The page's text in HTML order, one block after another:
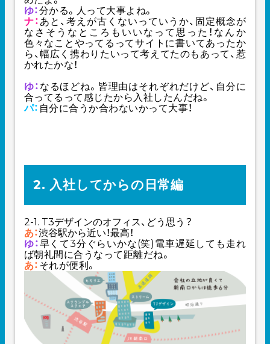
ゆ：分かる。人って大事よね。
ナ： あと、考えが古くないっていうか、固定概念が
なさそうなところもいいなって思った！なんか
色々なことやってるってサイトに書いてあったか
ら、幅広く携わりたいって考えてたのもあって、惹
かれたかな！
ゆ： なるほどね。皆理由はそれぞれだけど、自分に
合ってるって感じたから入社したんだね。
パ： 自分に合うか合わないかって大事！
2. 入社してからの日常編
2-1. T3デザインのオフィス、どう思う？
あ：渋谷駅から近い！最高！
ゆ：早くて3分ぐらいかな(笑)電車遅延しても走れ
ば朝礼間に合うなって距離だね。
あ： それが便利。